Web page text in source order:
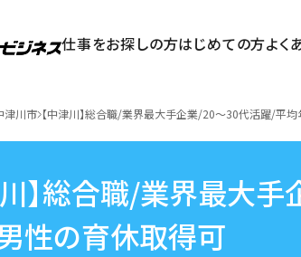
仕事をお探しの方はじめての方よく
津川市 【中津川】総合職/業界最大手企業/20～30代活躍/平
川】総合職/業界最大
性の育休取得可